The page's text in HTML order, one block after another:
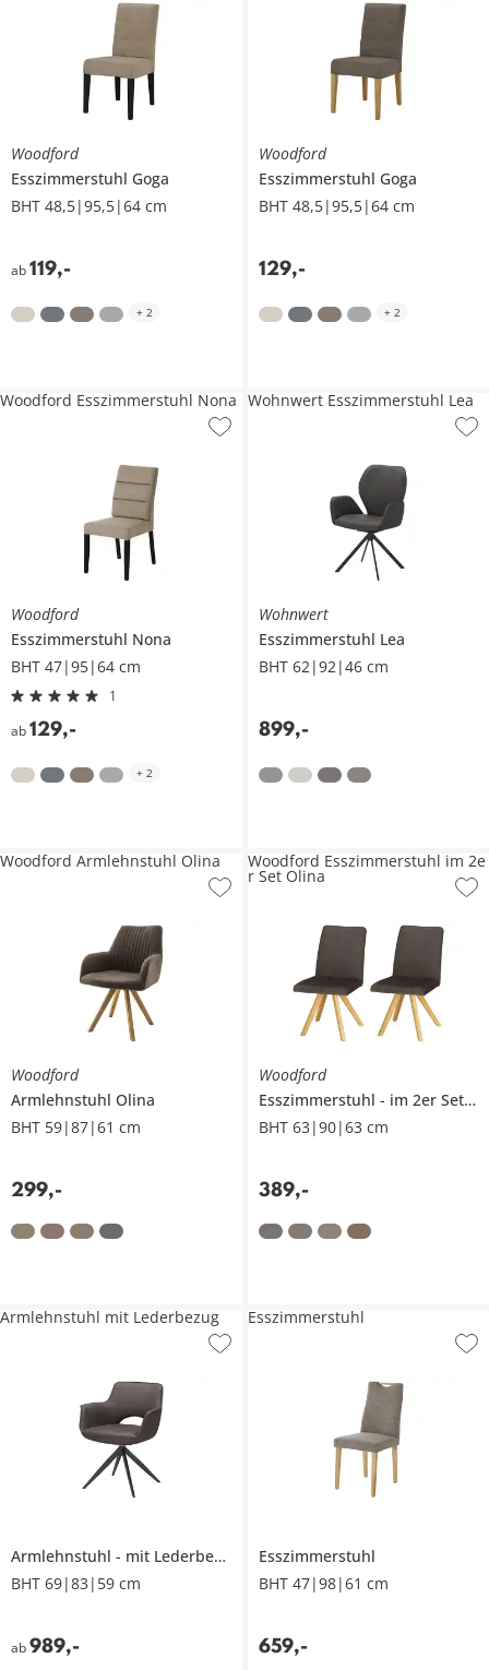
Woodford
Esszimmerstuhl Goga
BHT 48,5|95,5|64 cm
ab119,-
+ 2
Woodford
Esszimmerstuhl Goga
BHT 48,5|95,5|64 cm
129,-
+ 2
Woodford
Esszimmerstuhl Nona
BHT 47|95|64 cm
1
ab129,-
Woodford Esszimmerstuhl Nona
+ 2
Wohnwert
Esszimmerstuhl Lea
BHT 62|92|46 cm
899,-
Wohnwert Esszimmerstuhl Lea
Woodford
Armlehnstuhl Olina
BHT 59|87|61 cm
299,-
Woodford Armlehnstuhl Olina
Woodford
Esszimmerstuhl
im 2er Set
BHT 63|90|63 cm
389,-
Woodford Esszimmerstuhl im 2e
r Set Olina
Armlehnstuhl
mit Lederbezug
BHT 69|83|59 cm
ab989,-
Armlehnstuhl mit Lederbezug
Esszimmerstuhl
BHT 47|98|61 cm
659,-
Esszimmerstuhl